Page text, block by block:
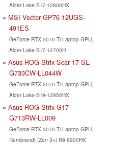
Alder Lake-S i7-12800HX
MSI Vector GP76 12UGS-
491ES
GeForce RTX 3070 Ti Laptop GPU,
Alder Lake-S i7-12700H
Asus ROG Strix Scar 17 SE
G733CW-LL044W
GeForce RTX 3070 Ti Laptop GPU,
Alder Lake-S i9-12950HX
Asus ROG Strix G17
G713RW-LL009
GeForce RTX 3070 Ti Laptop GPU,
Rembrandt (Zen 3+) R9 6900HX